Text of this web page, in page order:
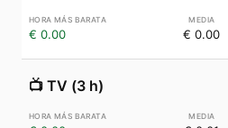
€ 0.00 € 0.00
📺 TV (3 h)